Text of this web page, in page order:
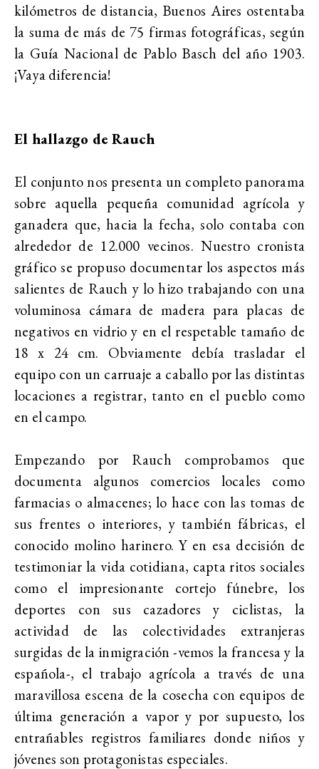
kilómetros de distancia, Buenos Aires ostentaba
la suma de más de 75 firmas fotográficas, según
la Guía Nacional de Pablo Basch del año 1903.
¡Vaya diferencia!
El hallazgo de Rauch
El conjunto nos presenta un completo panorama
sobre aquella pequeña comunidad agrícola y
ganadera que, hacia la fecha, solo contaba con
alrededor de 12.000 vecinos. Nuestro cronista
gráfico se propuso documentar los aspectos más
salientes de Rauch y lo hizo trabajando con una
voluminosa cámara de madera para placas de
negativos en vidrio y en el respetable tamaño de
18 x 24 cm. Obviamente debía trasladar el
equipo con un carruaje a caballo por las distintas
locaciones a registrar, tanto en el pueblo como
en el campo.
Empezando por Rauch comprobamos que
documenta algunos comercios locales como
farmacias o almacenes; lo hace con las tomas de
sus frentes o interiores, y también fábricas, el
conocido molino harinero. Y en esa decisión de
testimoniar la vida cotidiana, capta ritos sociales
como el impresionante cortejo fúnebre, los
deportes con sus cazadores y ciclistas, la
actividad de las colectividades extranjeras
surgidas de la inmigración -vemos la francesa y la
española-, el trabajo agrícola a través de una
maravillosa escena de la cosecha con equipos de
última generación a vapor y por supuesto, los
entrañables registros familiares donde niños y
jóvenes son protagonistas especiales.